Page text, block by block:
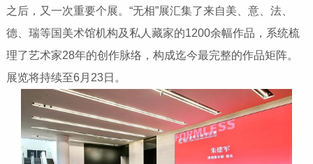
之后，又一次重要个展。“无相”展汇集了来自美、意、法、
德、瑞等国美术馆机构及私人藏家的1200余幅作品，系统梳
理了艺术家28年的创作脉络，构成迄今最完整的作品矩阵。
展览将持续至6月23日。